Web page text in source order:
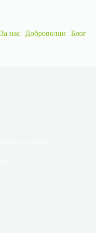
За нас Доброволци Блог